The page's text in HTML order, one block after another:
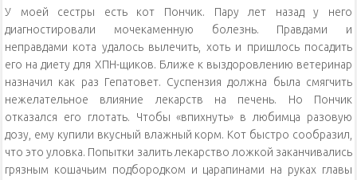
У моей сестры есть кот Пончик. Пару лет назад у него
диагностировали мочекаменную болезнь. Правдами и
неправдами кота удалось вылечить, хоть и пришлось посадить
его на диету для ХПН-щиков. Ближе к выздоровлению ветеринар
назначил как раз Гепатовет. Суспензия должна была смягчить
нежелательное влияние лекарств на печень. Но Пончик
отказался его глотать. Чтобы «впихнуть» в любимца разовую
дозу, ему купили вкусный влажный корм. Кот быстро сообразил,
что это уловка. Попытки залить лекарство ложкой заканчивались
грязным кошачьим подбородком и царапинами на руках главы